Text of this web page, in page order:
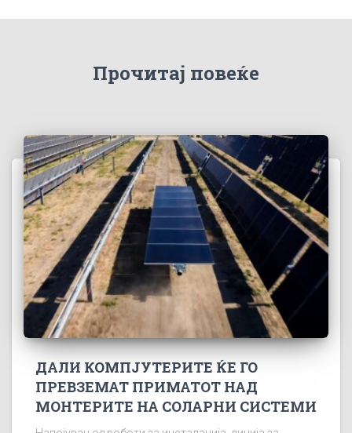
Прочитај повеќе
ДАЛИ КОМПЈУТЕРИТЕ ЌЕ ГО
ПРЕВЗЕМАТ ПРИМАТОТ НАД
МОНТЕРИТЕ НА СОЛАРНИ СИСТЕМИ